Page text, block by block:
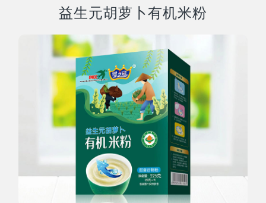
益生元胡萝卜有机米粉